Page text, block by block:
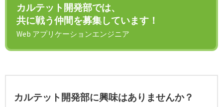
カルテット開発部では、
共に戦う仲間を募集しています！
Web アプリケーションエンジニア
カルテット開発部に興味はありませんか？